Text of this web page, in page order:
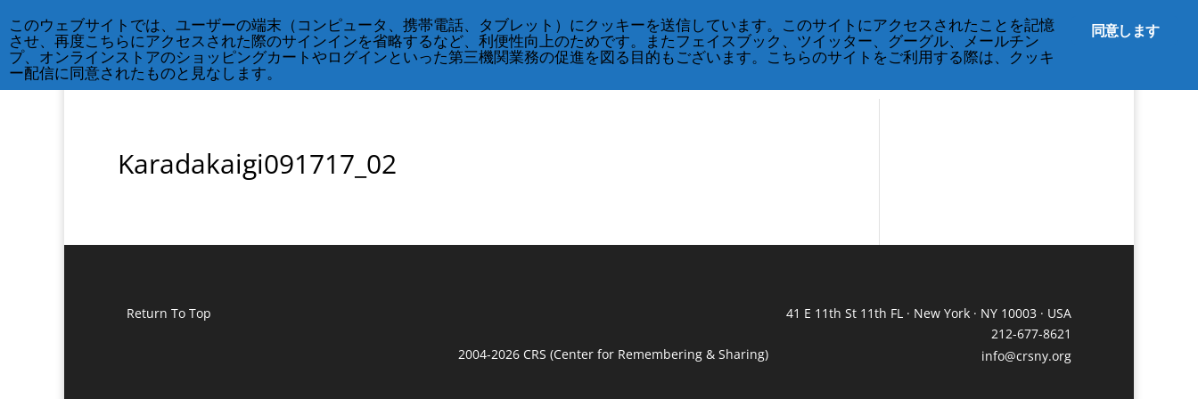
info@crsny.org
Karadakaigi091717_02
Return To Top
2004-2026 CRS (Center for Remembering & Sharing)
41 E 11th St 11th FL · New York · NY 10003 · USA
212-677-8621
info@crsny.org
同意します
このウェブサイトでは、ユーザーの端末（コンピュータ、携帯電話、タブレット）にクッキーを送信しています。このサイトにアクセスされたことを記憶
させ、再度こちらにアクセスされた際のサインインを省略するなど、利便性向上のためです。またフェイスブック、ツイッター、グーグル、メールチン
プ、オンラインストアのショッピングカートやログインといった第三機関業務の促進を図る目的もございます。こちらのサイトをご利用する際は、クッキ
ー配信に同意されたものと見なします。